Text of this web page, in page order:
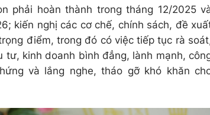
phải hoàn thành trong tháng 12/2025
kiến nghị các cơ chế, chính sách, đề
điểm, trong đó có việc tiếp tục rà
kinh doanh bình đẳng, lành mạnh,
và lắng nghe, tháo gỡ khó khăn